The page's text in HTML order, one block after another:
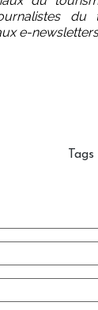
du
e-
Tags